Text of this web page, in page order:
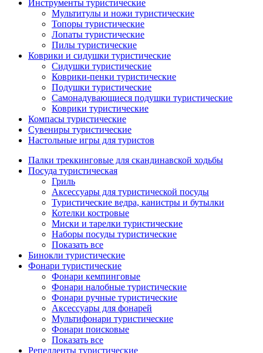
Инструменты туристические
Мультитулы и ножи туристические
Топоры туристические
Лопаты туристические
Пилы туристические
Коврики и сидушки туристические
Сидушки туристические
Коврики-пенки туристические
Подушки туристические
Самонадувающиеся подушки туристические
Коврики туристические
Компасы туристические
Сувениры туристические
Настольные игры для туристов
Палки треккинговые для скандинавской ходьбы
Посуда туристическая
Гриль
Аксессуары для туристической посуды
Туристические ведра, канистры и бутылки
Котелки костровые
Миски и тарелки туристические
Наборы посуды туристические
Показать все
Бинокли туристические
Фонари туристические
Фонари кемпинговые
Фонари налобные туристические
Фонари ручные туристические
Аксессуары для фонарей
Мультифонари туристические
Фонари поисковые
Показать все
Репелленты туристические